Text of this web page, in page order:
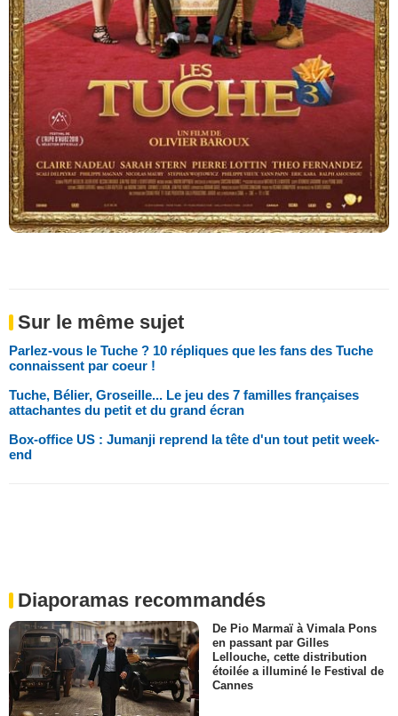
Sur le même sujet
Parlez-vous le Tuche ? 10 répliques que les fans des Tuche
connaissent par coeur !
Tuche, Bélier, Groseille... Le jeu des 7 familles françaises
attachantes du petit et du grand écran
Box-office US : Jumanji reprend la tête d'un tout petit week-
end
Diaporamas recommandés
De Pio Marmaï à Vimala Pons
en passant par Gilles
Lellouche, cette distribution
étoilée a illuminé le Festival de
Cannes